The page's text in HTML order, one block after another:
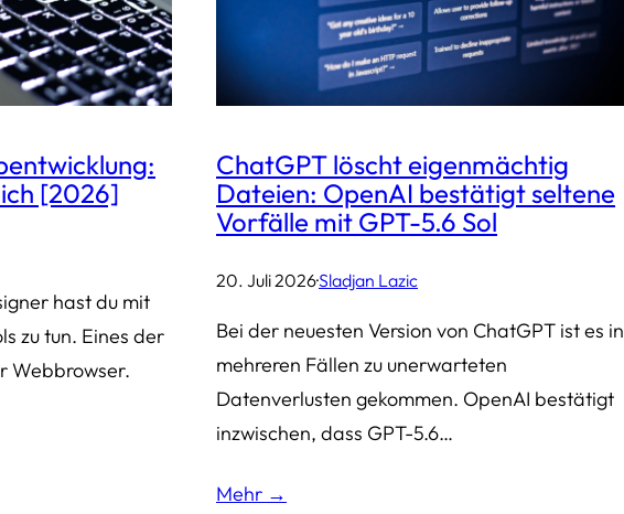
[2026]
hast du mit
zu tun. Eines der
Webbrowser.
ChatGPT löscht eigenmächtig
Dateien: OpenAI bestätigt seltene
Vorfälle mit GPT-5.6 Sol
20. Juli 2026·Sladjan Lazic
Bei der neuesten Version von ChatGPT ist es in
mehreren Fällen zu unerwarteten
Datenverlusten gekommen. OpenAI bestätigt
inzwischen, dass GPT-5.6…
Mehr →